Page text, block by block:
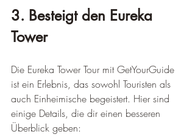
3. Besteigt den Eureka
Tower
Die Eureka Tower Tour mit GetYourGuide
ist ein Erlebnis, das sowohl Touristen als
auch Einheimische begeistert. Hier sind
einige Details, die dir einen besseren
Überblick geben: